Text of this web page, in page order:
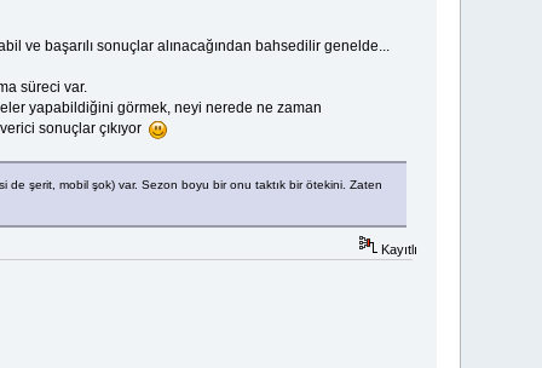
ve başarılı sonuçlar alınacağından bahsedilir genelde...
süreci var.
yapabildiğini görmek, neyi nerede ne zaman
sonuçlar çıkıyor
şerit, mobil şok) var. Sezon boyu bir onu taktık bir ötekini. Zaten
Kayıtlı